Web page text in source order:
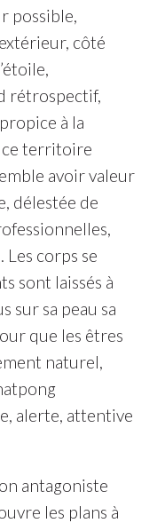
possible,
côté
rétrospectif,
à la
ce territoire
avoir valeur
délestée de
Les corps se
sont laissés à
sur sa peau sa
que les êtres
naturel,
alerte, attentive
antagoniste
les plans à